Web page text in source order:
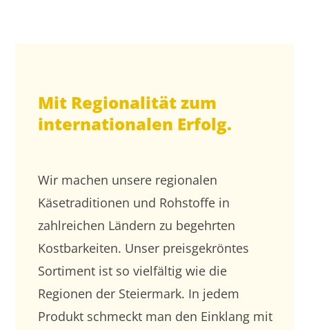
Mit Regionalität zum
internationalen Erfolg.
Wir machen unsere regionalen
Käsetraditionen und Rohstoffe in
zahlreichen Ländern zu begehrten
Kostbarkeiten. Unser preisgekröntes
Sortiment ist so vielfältig wie die
Regionen der Steiermark. In jedem
Produkt schmeckt man den Einklang mit